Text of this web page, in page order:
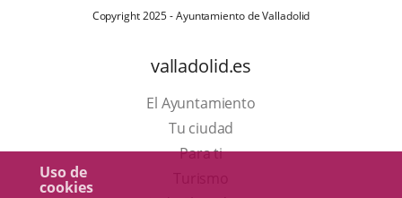
Uso de
cookies
Copyright 2025 - Ayuntamiento de Valladolid
valladolid.es
El Ayuntamiento
Tu ciudad
Para ti